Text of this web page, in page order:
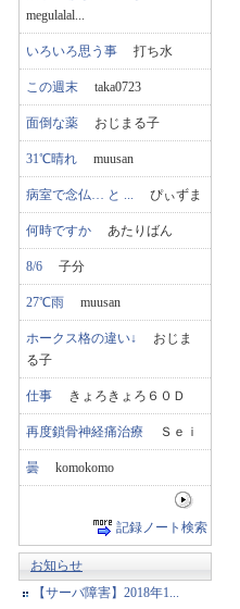
megulalal...
いろいろ思う事 打ち水
この週末 taka0723
面倒な薬 おじまる子
31℃晴れ muusan
病室で念仏… と ... ぴぃずま
何時ですか あたりばん
8/6 子分
27℃雨 muusan
ホークス格の違い↓ おじま
る子
仕事 きょろきょろ６０Ｄ
再度鎖骨神経痛治療 Ｓｅｉ
曇 komokomo
記録ノート検索
お知らせ
【サーバ障害】2018年1...